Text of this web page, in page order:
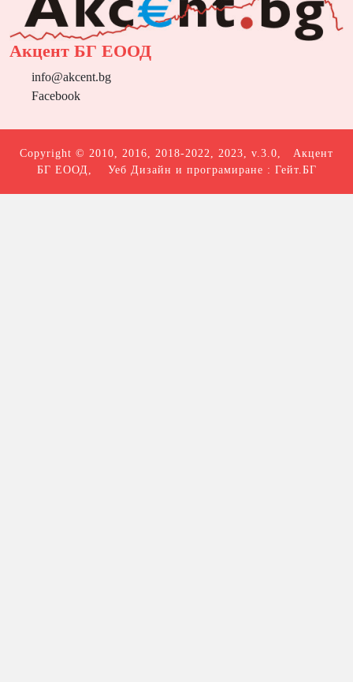
Акцент БГ ЕООД
info@akcent.bg
Facebook
Copyright © 2010, 2016, 2018-2022, 2023, v.3.0, Акцент
БГ ЕООД , Уеб Дизайн и програмиране : Гейт.БГ